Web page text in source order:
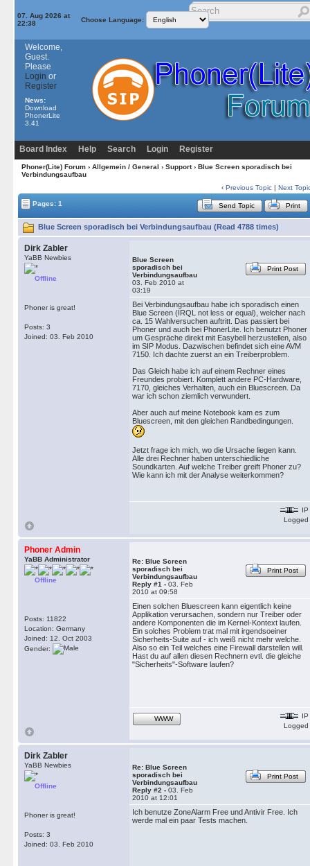
07. Aug 2026 at
22:38
Choose Language:
Welcome,
Guest.
Please
Login or
Register
News:
Download
PhonerLite
3.41
Board Index Help Search Login Register
Phoner(Lite) Forum› Allgemein / General › Support› Blue Screen sporadisch bei
Verbindungsaufbau
‹ Previous Topic | Next
Pages: 1 Send Topic Print
Blue Screen sporadisch bei Verbindungsaufbau (Read 4788 times)
Dirk Zabler
YaBB Newbies
Offline
Phoner is great!
Posts: 3
Joined: 03. Feb 2010
Blue Screen
sporadisch bei
Verbindungsaufbau
03. Feb 2010 at
03:19
Print Post
Bei Verbindungsaufbau habe ich sporadisch einen
Blue Screen (IRQL not less or equal), welcher nach
ca. 15 Wahlversuchen auftritt. Das passiert bei
Phoner und auch bei PhonerLite. Ich benutzt Phoner
um Gespräche direkt mit Easybell herzustellen, also
im SIP Modus. Dazwischen befindet sich eine AVM
7150. Ich dachte zuerst an ein Treiberproblem.
Das Gleich habe ich auf einem Rechner eines
Freundes probiert. Komplett andere PC-Hardware,
7170, gleiches Verhalten, auch ein Bluescreen. Da
war ich schon ziemlich verwundert.
Aber auch auf meine Notebook kam es zum
Bluescreen, mit den gleichen Randbedingungen.
Jetzt frage ich mich, wo die Ursache liegen kann.
Alle drei Rechner haben unterschiedliche
Soundkarten. Auf welche Treiber greift Phoner zu?
Wie kann ich mit der Analyse weiterkommen?
IP
Logged
Phoner Admin
YaBB Administrator
Offline
Posts: 11822
Location: Germany
Joined: 12. Oct 2003
Gender:
Re: Blue Screen
sporadisch bei
Verbindungsaufbau
Reply #1 - 03. Feb
2010 at 09:58
Print Post
Einen solchen Bluescreen kann eigentlich keine
Applikation verursachen, sondern nur Treiber oder
andere Komponenten die im Kernel-Kontext laufen.
Ein solches Problem trat mal mit irgendsoeiner
Sicherheits-Suite auf - ich weiß nicht mehr welche.
Also so ein Teil welches eine Firewall darstellen will.
Hast du auf allen diesen Rechnern evtl. die gleiche
"Sicherheits"-Software laufen?
WWW
IP
Logged
Dirk Zabler
YaBB Newbies
Offline
Phoner is great!
Posts: 3
Joined: 03. Feb 2010
Re: Blue Screen
sporadisch bei
Verbindungsaufbau
Reply #2 - 03. Feb
2010 at 12:01
Print Post
Ich benutze ZoneAlarm Free und Antivir Free. Ich
werde mal ein paar Tests machen.